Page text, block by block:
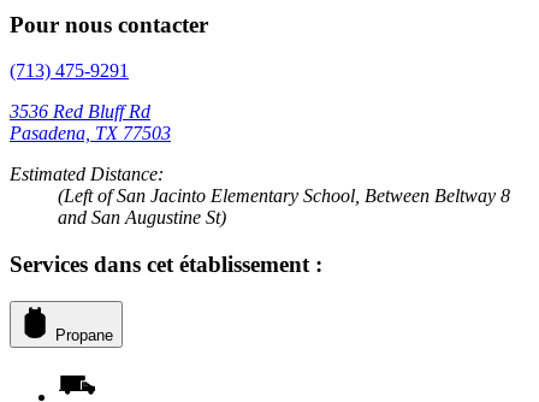
Pour nous contacter
(713) 475-9291
3536 Red Bluff Rd
Pasadena, TX 77503
Estimated Distance:
(Left of San Jacinto Elementary School, Between Beltway 8
and San Augustine St)
Services dans cet établissement :
Propane